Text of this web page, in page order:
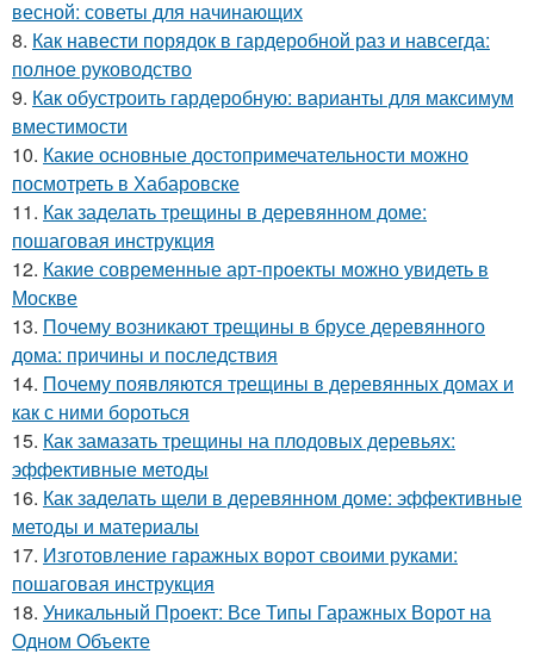
весной: советы для начинающих
8. Как навести порядок в гардеробной раз и навсегда:
полное руководство
9. Как обустроить гардеробную: варианты для максимум
вместимости
10. Какие основные достопримечательности можно
посмотреть в Хабаровске
11. Как заделать трещины в деревянном доме:
пошаговая инструкция
12. Какие современные арт-проекты можно увидеть в
Москве
13. Почему возникают трещины в брусе деревянного
дома: причины и последствия
14. Почему появляются трещины в деревянных домах и
как с ними бороться
15. Как замазать трещины на плодовых деревьях:
эффективные методы
16. Как заделать щели в деревянном доме: эффективные
методы и материалы
17. Изготовление гаражных ворот своими руками:
пошаговая инструкция
18. Уникальный Проект: Все Типы Гаражных Ворот на
Одном Объекте